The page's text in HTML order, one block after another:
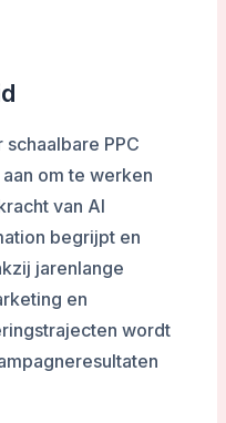
PPC
om te werken
van AI
begrijpt en
jarenlange
en
wordt